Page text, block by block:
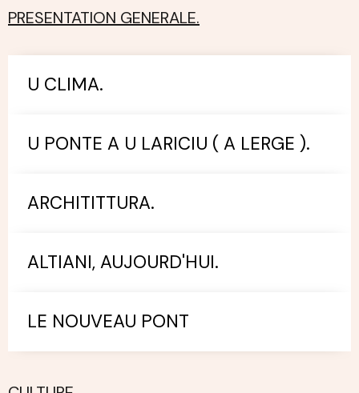
PRESENTATION GENERALE.
U CLIMA.
U PONTE A U LARICIU ( A LERGE ).
ARCHITITTURA.
ALTIANI, AUJOURD'HUI.
LE NOUVEAU PONT